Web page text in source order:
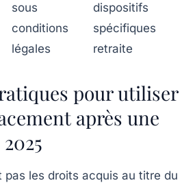
sous
conditions
légales
dispositifs
spécifiques
retraite
pour utiliser
après une
pas les droits acquis au titre du